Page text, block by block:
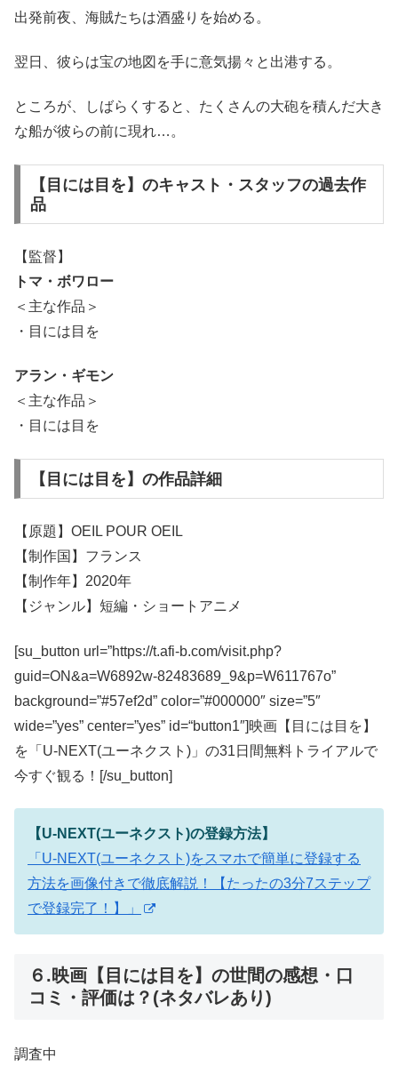
出発前夜、海賊たちは酒盛りを始める。
翌日、彼らは宝の地図を手に意気揚々と出港する。
ところが、しばらくすると、たくさんの大砲を積んだ大き
な船が彼らの前に現れ…。
【目には目を】のキャスト・スタッフの過去作
品
【監督】
トマ・ボワロー
＜主な作品＞
・目には目を
アラン・ギモン
＜主な作品＞
・目には目を
【目には目を】の作品詳細
【原題】OEIL POUR OEIL
【制作国】フランス
【制作年】2020年
【ジャンル】短編・ショートアニメ
[su_button url=”https://t.afi-b.com/visit.php?
guid=ON&a=W6892w-82483689_9&p=W611767o”
background=”#57ef2d” color=”#000000″ size=”5″
wide=”yes” center=”yes” id=“button1″]映画【目には目を】
を「U-NEXT(ユーネクスト)」の31日間無料トライアルで
今すぐ観る！[/su_button]
【U-NEXT(ユーネクスト)の登録方法】
「U-NEXT(ユーネクスト)をスマホで簡単に登録する
方法を画像付きで徹底解説！【たったの3分7ステップ
で登録完了！】」
６.映画【目には目を】の世間の感想・口
コミ・評価は？(ネタバレあり)
調査中